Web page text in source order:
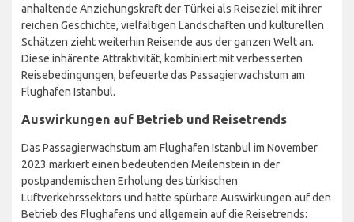
anhaltende Anziehungskraft der Türkei als Reiseziel mit ihrer
reichen Geschichte, vielfältigen Landschaften und kulturellen
Schätzen zieht weiterhin Reisende aus der ganzen Welt an.
Diese inhärente Attraktivität, kombiniert mit verbesserten
Reisebedingungen, befeuerte das Passagierwachstum am
Flughafen Istanbul.
Auswirkungen auf Betrieb und Reisetrends
Das Passagierwachstum am Flughafen Istanbul im November
2023 markiert einen bedeutenden Meilenstein in der
postpandemischen Erholung des türkischen
Luftverkehrssektors und hatte spürbare Auswirkungen auf den
Betrieb des Flughafens und allgemein auf die Reisetrends: